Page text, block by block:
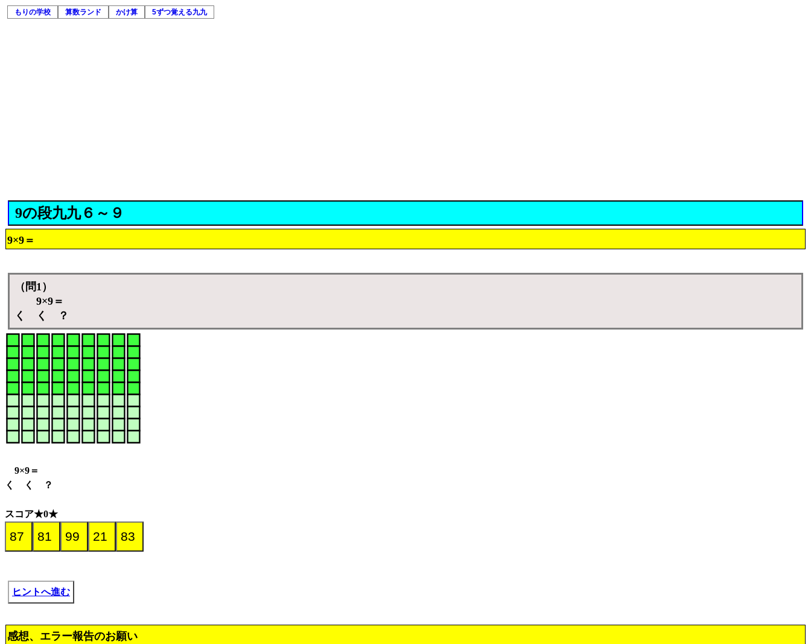
もりの学校 算数ランド かけ算 5ずつ覚える九九
9の段九九６～９
9×9＝
（問1）
9×9＝
く く ？
9×9＝
く く ？
スコア★0★
ヒントへ進む
感想、エラー報告のお願い